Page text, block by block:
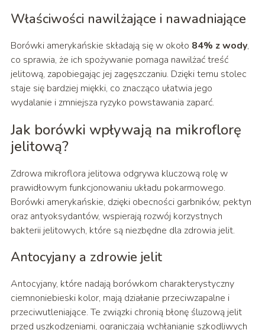
Właściwości nawilżające i nawadniające
Borówki amerykańskie składają się w około 84% z wody,
co sprawia, że ich spożywanie pomaga nawilżać treść
jelitową, zapobiegając jej zagęszczaniu. Dzięki temu stolec
staje się bardziej miękki, co znacząco ułatwia jego
wydalanie i zmniejsza ryzyko powstawania zaparć.
Jak borówki wpływają na mikroflorę
jelitową?
Zdrowa mikroflora jelitowa odgrywa kluczową rolę w
prawidłowym funkcjonowaniu układu pokarmowego.
Borówki amerykańskie, dzięki obecności garbników, pektyn
oraz antyoksydantów, wspierają rozwój korzystnych
bakterii jelitowych, które są niezbędne dla zdrowia jelit.
Antocyjany a zdrowie jelit
Antocyjany, które nadają borówkom charakterystyczny
ciemnoniebieski kolor, mają działanie przeciwzapalne i
przeciwutleniające. Te związki chronią błonę śluzową jelit
przed uszkodzeniami, ograniczają wchłanianie szkodliwych